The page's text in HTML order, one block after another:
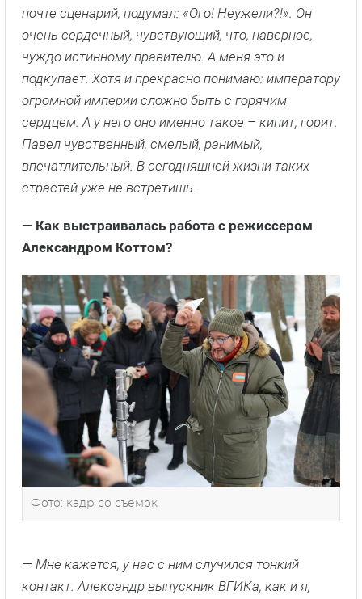
почте сценарий, подумал: «Ого! Неужели?!». Он
очень сердечный, чувствующий, что, наверное,
чуждо истинному правителю. А меня это и
подкупает. Хотя и прекрасно понимаю: императору
огромной империи сложно быть с горячим
сердцем. А у него оно именно такое – кипит, горит.
Павел чувственный, смелый, ранимый,
впечатлительный. В сегодняшней жизни таких
страстей уже не встретишь.
— Как выстраивалась работа с режиссером
Александром Коттом?
Фото: кадр со съемок
— Мне кажется, у нас с ним случился тонкий
контакт. Александр выпускник ВГИКа, как и я,